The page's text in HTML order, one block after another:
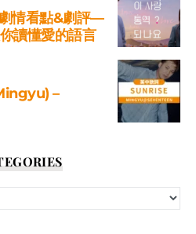
劇情看點&劇評—
讀懂愛的語言
–